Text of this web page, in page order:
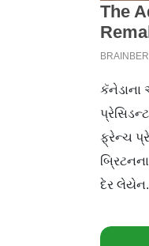
કૅનેડાના
ફ્રેન્ચ
દેર લેયેન.